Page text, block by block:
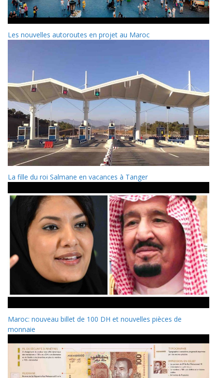
Les nouvelles autoroutes en projet au Maroc
La fille du roi Salmane en vacances à Tanger
Maroc: nouveau billet de 100 DH et nouvelles pièces de
monnaie